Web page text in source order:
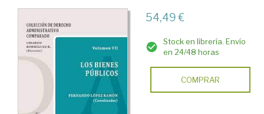
54,49 €
Stock en librería. Envío
en 24/48 horas
COMPRAR